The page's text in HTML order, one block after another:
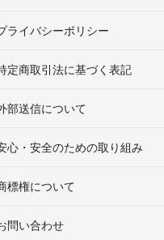
ライバシーポリシー
定商取引法に基づく表記
部送信について
心・安全のための取り組み
標権について
問い合わせ